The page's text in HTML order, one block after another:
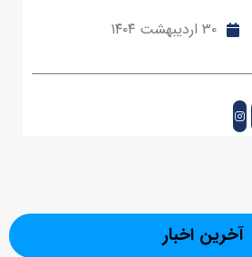
۳۰ اردیبهشت ۱۴۰۴
آخرین اخبار